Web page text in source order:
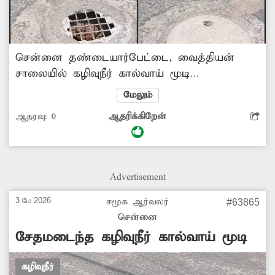
சென்னை தண்டையார்பேட்டை, வைத்தியன்
சாலையில் கழிவுநீர் கால்வாய் மூடி
சேதமடைந்து இருந்தது. இதனால் அந்த
பகுதியில் மிகுந்த துர்நாற்றம் வீசியது.
இதுதொடர்பாக 'தினத்தந்தி' புகார் பெட்டியில்
படத்துடன் செய்தி வெளியானது. சம்பந்தப்பட்ட
நடவடிக்கையாக சேதடைந்த கழிவுநீர் கால்வாய்
எடுத்த அதிகாரிகளுக்கும், அதற்கு தூண்டுதலாக
நின்ற 'தினத்தந்தி' பத்திரிகைக்கும் அப்பகுதி
பொதுமக்கள் பாராட்டை தெரிவித்துள்ளனர்.
மேலும்
ஆதரவு: 0 ஆதரிக்கிறேன்
Advertisement
3 மே 2026
சமூக ஆர்வலர்
சென்னை
#63865
சேதமடைந்த கழிவுநீர் கால்வாய் மூடி
கழிவுநீர்